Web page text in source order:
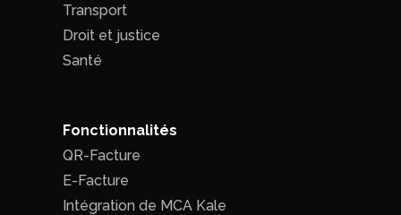
Transport
Droit et justice
Santé
Fonctionnalités
QR-Facture
E-Facture
Intégration de MCA Kale